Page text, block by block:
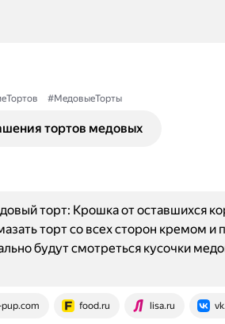
#МедовыеТорты
тортов медовых
pup.com food.ru lisa.ru
торт: Крошка от оставшихся
торт со всех сторон кремом и
будут смотреться кусочки